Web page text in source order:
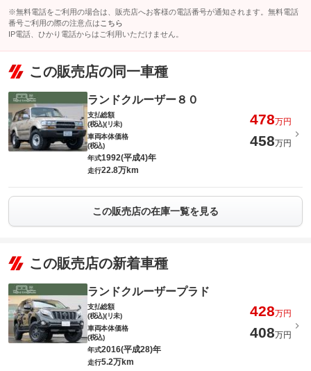
※無料電話をご利用の場合は、販売店へお客様の電話番号が通知されます。無料電話
番号ご利用の際の注意点は こちら
IP電話、ひかり電話からはご利用いただけません。
この販売店の同一車種
ランドクルーザー８０
支払総額
(税込)(リ未)
478万円
車両本体価格
(税込)
458万円
年式1992(平成4)年
走行22.8万km
この販売店の在庫一覧を見る
この販売店の新着車種
ランドクルーザープラド
支払総額
(税込)(リ未)
428万円
車両本体価格
(税込)
408万円
年式2016(平成28)年
走行5.2万km